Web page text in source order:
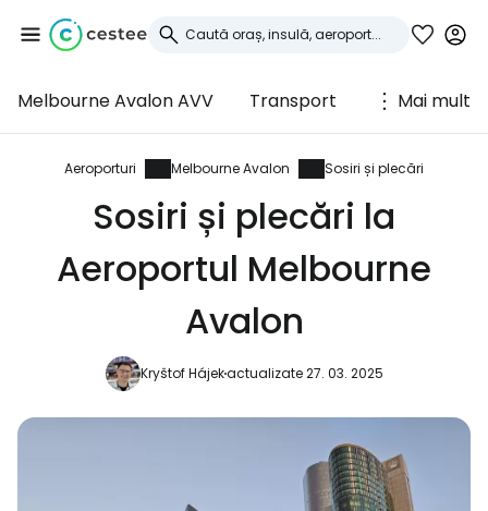
Melbourne Avalon AVV Transport Mai mult
Aeroporturi Melbourne Avalon Sosiri și plecări
Sosiri și plecări la
Aeroportul Melbourne
Avalon
Kryštof Hájekactualizate 27. 03. 2025
Conectați-vă la
Cestee
... comunitatea mondială a călătorilor
Continuați cu Facebook
Continuați cu e-mailul